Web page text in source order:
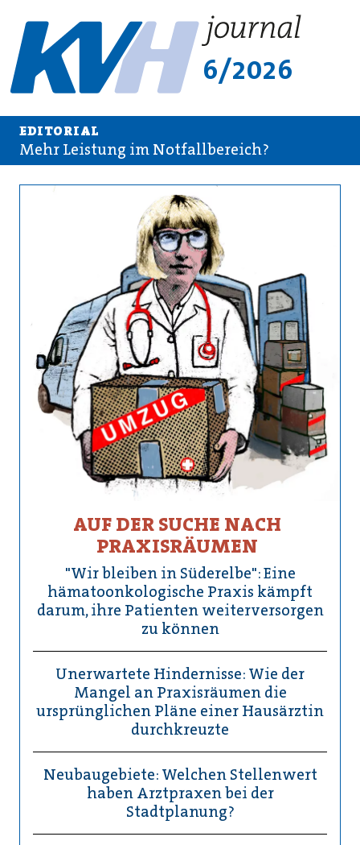
6/2026
EDITORIAL
Mehr Leistung im Notfallbereich?
AUF DER SUCHE NACH
PRAXISRÄUMEN
"Wir bleiben in Süderelbe": Eine
hämatoonkologische Praxis kämpft
darum, ihre Patienten weiterversorgen
zu können
Unerwartete Hindernisse: Wie der
Mangel an Praxisräumen die
ursprünglichen Pläne einer Hausärztin
durchkreuzte
Neubaugebiete: Welchen Stellenwert
haben Arztpraxen bei der
Stadtplanung?